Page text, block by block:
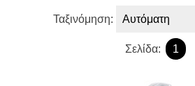
Ταξινόμηση:
Σελίδα: 1